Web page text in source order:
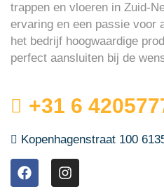
trappen en vloeren in Zuid-
ervaring en een passie voor
het bedrijf hoogwaardige
perfect aansluiten bij de
+31 6
Kopenhagenstraat 100